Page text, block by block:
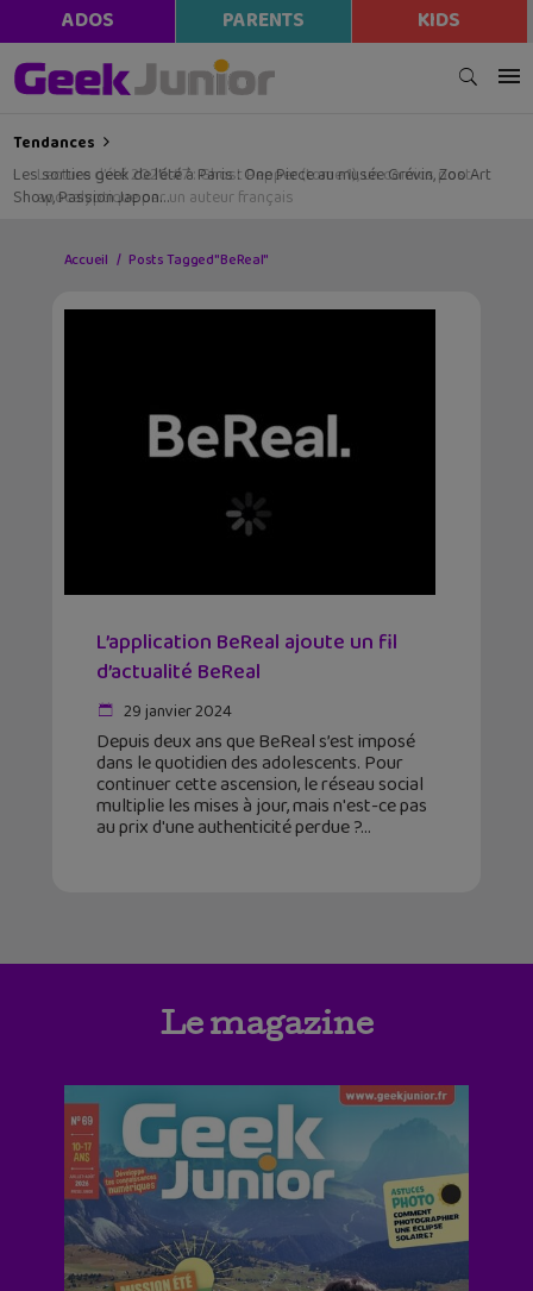
ADOS PARENTS KIDS
Tendances
Les sorties geek de l’été à Paris : One Piece au musée Grévin, Zoo Art
Show, Passion Japon…
Accueil Posts Tagged "BeReal"
L’application BeReal ajoute un fil
d’actualité BeReal
29 janvier 2024
Depuis deux ans que BeReal s’est imposé
dans le quotidien des adolescents. Pour
continuer cette ascension, le réseau social
multiplie les mises à jour, mais n'est-ce pas
au prix d'une authenticité perdue ?
Le magazine